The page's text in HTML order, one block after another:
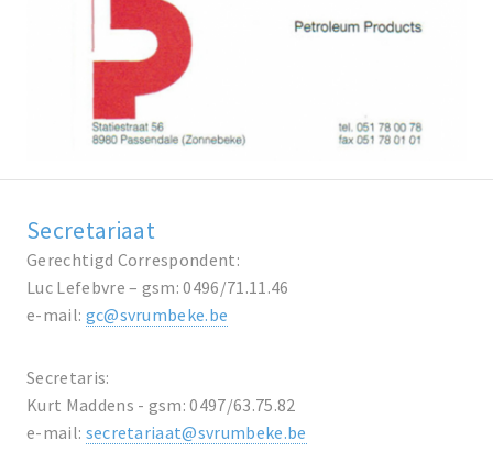
Secretariaat
Gerechtigd Correspondent:
Luc Lefebvre – gsm: 0496/71.11.46
e-mail: gc@svrumbeke.be
Secretaris:
Kurt Maddens - gsm: 0497/63.75.82
e-mail: secretariaat@svrumbeke.be